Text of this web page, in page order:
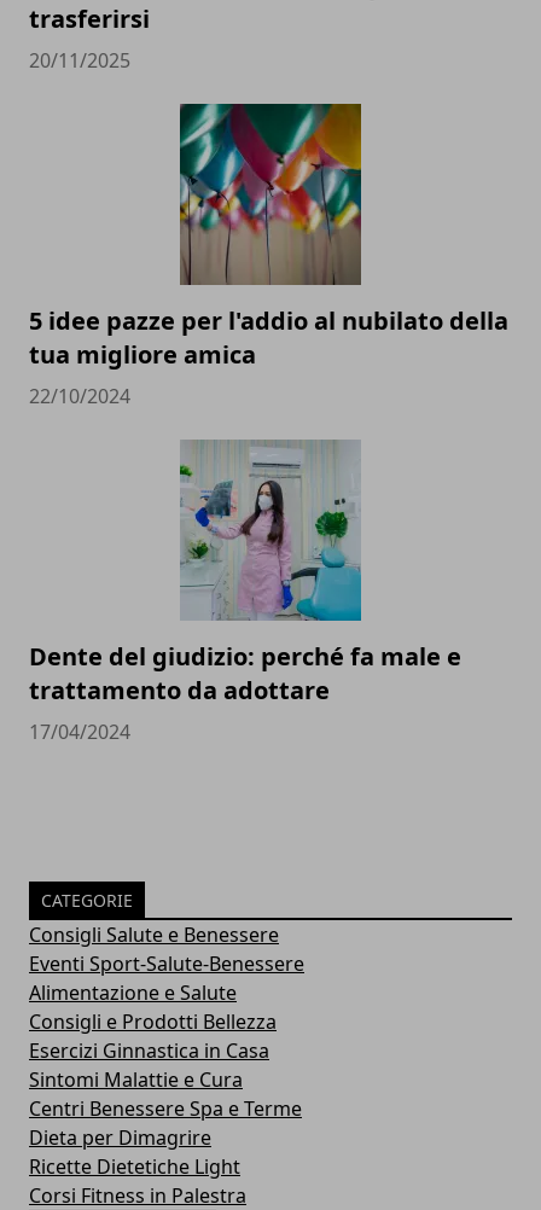
trasferirsi
20/11/2025
5 idee pazze per l'addio al nubilato della
tua migliore amica
22/10/2024
Dente del giudizio: perché fa male e
trattamento da adottare
17/04/2024
CATEGORIE
Consigli Salute e Benessere
Eventi Sport-Salute-Benessere
Alimentazione e Salute
Consigli e Prodotti Bellezza
Esercizi Ginnastica in Casa
Sintomi Malattie e Cura
Centri Benessere Spa e Terme
Dieta per Dimagrire
Ricette Dietetiche Light
Corsi Fitness in Palestra